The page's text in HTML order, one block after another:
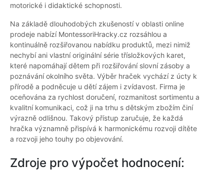
motorické i didaktické schopnosti.
Na základě dlouhodobých zkušeností v oblasti online
prodeje nabízí MontessoriHracky.cz rozsáhlou a
kontinuálně rozšiřovanou nabídku produktů, mezi nimiž
nechybí ani vlastní originální série třísložkových karet,
které napomáhají dětem při rozšiřování slovní zásoby a
poznávání okolního světa. Výběr hraček vychází z úcty k
přírodě a podněcuje u dětí zájem i zvídavost. Firma je
oceňována za rychlost doručení, rozmanitost sortimentu a
kvalitní komunikaci, což ji na trhu s dětským zbožím činí
výrazně odlišnou. Takový přístup zaručuje, že každá
hračka významně přispívá k harmonickému rozvoji dítěte
a rozvoji jeho touhy po objevování.
Zdroje pro výpočet hodnocení: